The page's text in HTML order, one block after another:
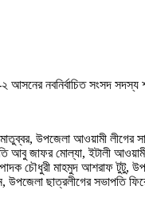
আসনের নবনির্বাচিত সংসদ
উপজেলা আওয়ামী লীগের
আবু জাফর মোল্যা, ইটালী
চৌধুরী মাহমুদ আশরাফ টুটু,
উপজেলা ছাত্রলীগের